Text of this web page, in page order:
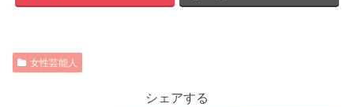
女性芸能人
シェアする